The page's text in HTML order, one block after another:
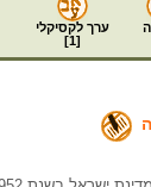
ערך לקסיקלי
[
1
]